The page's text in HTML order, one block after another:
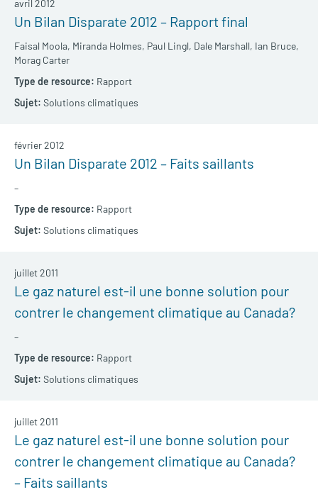
Un Bilan Disparate 2012 – Rapport final
Faisal Moola, Miranda Holmes, Paul Lingl, Dale Marshall, Ian Bruce,
Morag Carter
avril 2012
Rapport
Solutions climatiques
Un Bilan Disparate 2012 – Faits saillants
–
février 2012
Rapport
Solutions climatiques
Le gaz naturel est-il une bonne solution pour
contrer le changement climatique au Canada?
–
juillet 2011
Rapport
Solutions climatiques
Le gaz naturel est-il une bonne solution pour
contrer le changement climatique au Canada?
– Faits saillants
juillet 2011